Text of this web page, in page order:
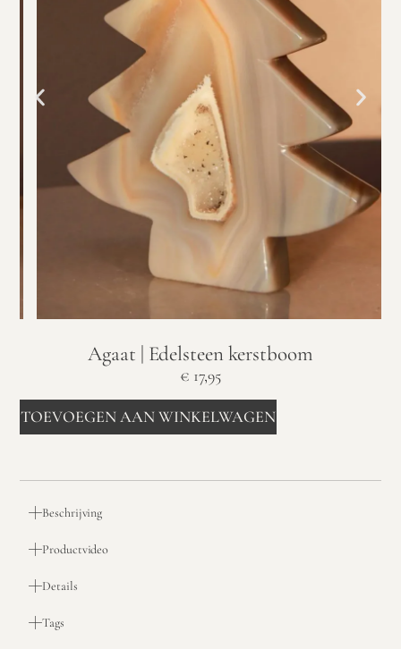
Agaat | Edelsteen kerstboom
€ 17,95
TOEVOEGEN AAN WINKELWAGEN
Beschrijving
Productvideo
Details
Tags